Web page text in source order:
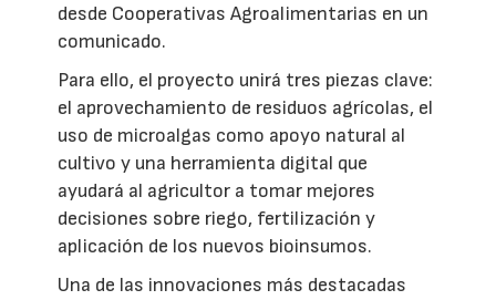
desde Cooperativas Agroalimentarias en un
comunicado.
Para ello, el proyecto unirá tres piezas clave:
el aprovechamiento de residuos agrícolas, el
uso de microalgas como apoyo natural al
cultivo y una herramienta digital que
ayudará al agricultor a tomar mejores
decisiones sobre riego, fertilización y
aplicación de los nuevos bioinsumos.
Una de las innovaciones más destacadas